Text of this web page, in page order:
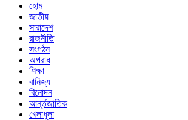
হোম
জাতীয়
সারাদেশ
রাজনীতি
সংগঠন
অপরাধ
শিক্ষা
বানিজ্য
বিনোদন
আর্ন্তজাতিক
খেলাধুলা